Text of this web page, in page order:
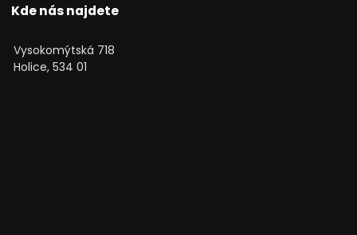
Kde nás najdete
Vysokomýtská 718
Holice, 534 01